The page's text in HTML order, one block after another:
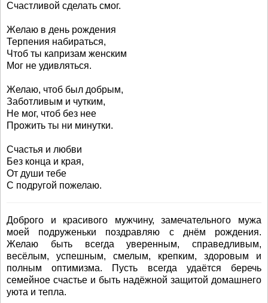
Счастливой сделать смог.
Желаю в день рождения
Терпения набираться,
Чтоб ты капризам женским
Мог не удивляться.
Желаю, чтоб был добрым,
Заботливым и чутким,
Не мог, чтоб без нее
Прожить ты ни минутки.
Счастья и любви
Без конца и края,
От души тебе
С подругой пожелаю.
Доброго и красивого мужчину, замечательного мужа
моей подруженьки поздравляю с днём рождения.
Желаю быть всегда уверенным, справедливым,
весёлым, успешным, смелым, крепким, здоровым и
полным оптимизма. Пусть всегда удаётся беречь
семейное счастье и быть надёжной защитой домашнего
уюта и тепла.